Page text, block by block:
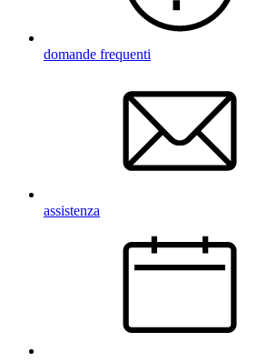
domande frequenti
assistenza